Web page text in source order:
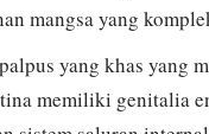
mangsa yang
yang khas yang
memiliki genitalia